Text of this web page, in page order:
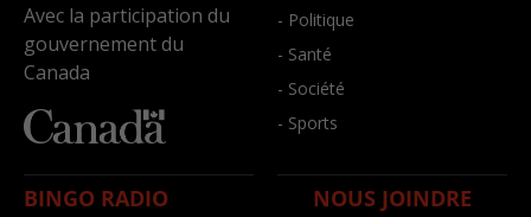
Avec la participation du
gouvernement du
Canada
- Politique
- Santé
- Société
- Sports
BINGO RADIO NOUS JOINDRE